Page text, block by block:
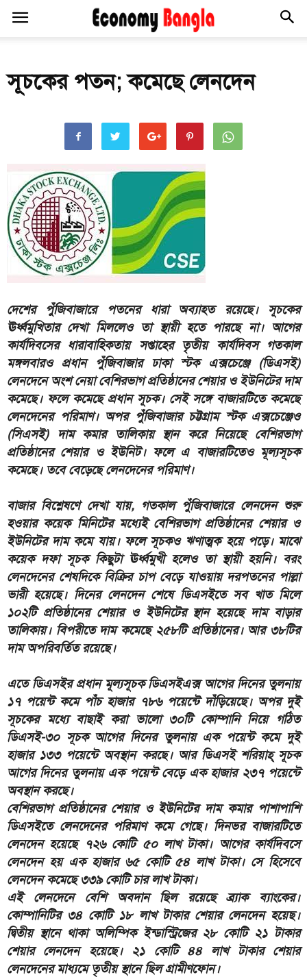
সূচকের পতন; কমেছে লেনদেন
দেশের পুঁজিবাজারে পতনের ধারা অব্যাহত রয়েছে। সূচকের
ঊর্ধ্বমুখিতার দেখা মিললেও তা স্থায়ী হতে পারছে না। আগের
কার্যদিবসের ধারাবাহিকতায় সপ্তাহের তৃতীয় কার্যদিবস গতকাল
মঙ্গলবারও প্রধান পুঁজিবাজার ঢাকা স্টক এক্সচেঞ্জে (ডিএসই)
লেনদেনে অংশ নেয়া বেশিরভাগ প্রতিষ্ঠানের শেয়ার ও ইউনিটের দাম
কমেছে। ফলে কমেছে প্রধান সূচক। সেই সঙ্গে বাজারটিতে কমেছে
লেনদেনের পরিমাণ। অপর পুঁজিবাজার চট্টগ্রাম স্টক এক্সচেঞ্জেও
(সিএসই) দাম কমার তালিকায় স্থান করে নিয়েছে বেশিরভাগ
প্রতিষ্ঠানের শেয়ার ও ইউনিট। ফলে এ বাজারটিতেও মূল্যসূচক
কমেছে। তবে বেড়েছে লেনদেনের পরিমাণ।
বাজার বিশ্লেষণে দেখা যায়, গতকাল পুঁজিবাজারে লেনদেন শুরু
হওয়ার কয়েক মিনিটের মধ্যেই বেশিরভাগ প্রতিষ্ঠানের শেয়ার ও
ইউনিটের দাম কমে যায়। ফলে সূচকও ঋণাত্মক হয়ে পড়ে। মাঝে
কয়েক দফা সূচক কিছুটা ঊর্ধ্বমুখী হলেও তা স্থায়ী হয়নি। বরং
লেনদেনের শেষদিকে বিক্রির চাপ বেড়ে যাওয়ায় দরপতনের পাল্লা
ভারী হয়েছে। দিনের লেনদেন শেষে ডিএসইতে সব খাত মিলে
১০২টি প্রতিষ্ঠানের শেয়ার ও ইউনিটের স্থান হয়েছে দাম বাড়ার
তালিকায়। বিপরীতে দাম কমেছে ২৫৮টি প্রতিষ্ঠানের। আর ৩৮টির
দাম অপরিবর্তিত রয়েছে।
এতে ডিএসইর প্রধান মূল্যসূচক ডিএসইএক্স আগের দিনের তুলনায়
১৭ পয়েন্ট কমে পাঁচ হাজার ৭৮৬ পয়েন্টে দাঁড়িয়েছে। অপর দুই
সূচকের মধ্যে বাছাই করা ভালো ৩০টি কোম্পানি নিয়ে গঠিত
ডিএসই-৩০ সূচক আগের দিনের তুলনায় এক পয়েন্ট কমে দুই
হাজার ১৩৩ পয়েন্টে অবস্থান করছে। আর ডিএসই শরিয়াহ্ সূচক
আগের দিনের তুলনায় এক পয়েন্ট বেড়ে এক হাজার ২৩৭ পয়েন্টে
অবস্থান করছে।
বেশিরভাগ প্রতিষ্ঠানের শেয়ার ও ইউনিটের দাম কমার পাশাপাশি
ডিএসইতে লেনদেনের পরিমাণ কমে গেছে। দিনভর বাজারটিতে
লেনদেন হয়েছে ৭২৬ কোটি ৫০ লাখ টাকা। আগের কার্যদিবসে
লেনদেন হয় এক হাজার ৬৫ কোটি ৫৪ লাখ টাকা। সে হিসেবে
লেনদেন কমেছে ৩৩৯ কোটি চার লাখ টাকা।
এই লেনদেনে বেশি অবদান ছিল রয়েছে ব্র্যাক ব্যাংকের।
কোম্পানিটির ৩৪ কোটি ১৮ লাখ টাকার শেয়ার লেনদেন হয়েছ।
দ্বিতীয় স্থানে থাকা অলিম্পিক ইন্ডাস্ট্রিজের ২৮ কোটি ২১ টাকার
শেয়ার লেনদেন হয়েছে। ২১ কোটি ৪৪ লাখ টাকার শেয়ার
লেনদেনের মাধ্যমে তৃতীয় স্থানে ছিল গ্রামীণফোন।